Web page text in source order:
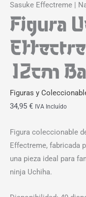
Sasuke Effectreme |
Figura
12cm
Figuras y
34,95 € IVA Incluído
Figura coleccionable
Effectreme, fabricada
una pieza ideal para
ninja Uchiha.